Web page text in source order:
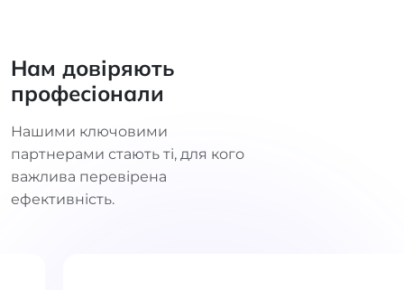
Нам довіряють
професіонали
Нашими ключовими
партнерами стають ті, для кого
важлива перевірена
ефективність.